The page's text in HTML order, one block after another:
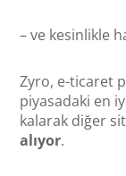
– ve kesinlikle
Zyro, e-ticaret
piyasadaki en
kalarak diğer
alıyor.